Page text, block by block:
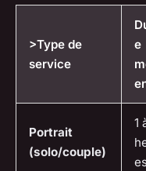
>Type de
service
e
Portrait
(solo/couple)
1